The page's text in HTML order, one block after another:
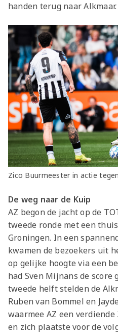
handen terug naar Alkmaar.
Zico Buurmeester in actie
De weg naar de Kuip
AZ begon de jacht op de
tweede ronde met een
Groningen. In een
kwamen de bezoekers uit
op gelijke hoogte via een
had Sven Mijnans de score
tweede helft stelden de
Ruben van Bommel en
waarmee AZ een
en zich plaatste voor de